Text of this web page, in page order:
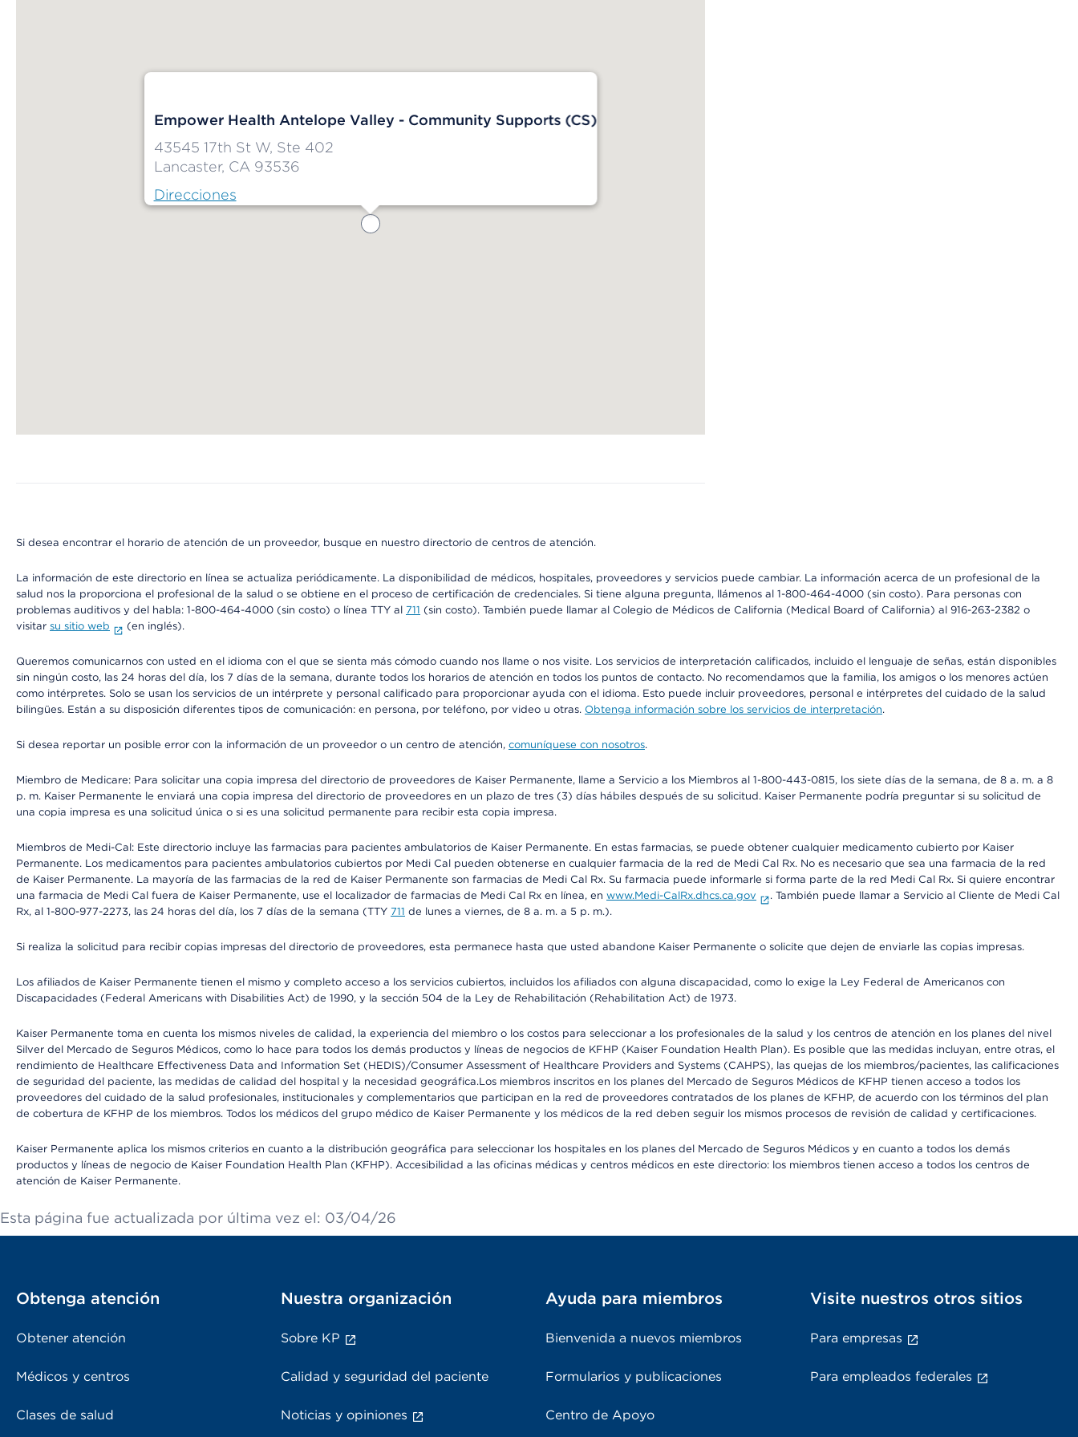
Empower Health Antelope Valley - Community Supports (CS)
43545 17th St W, Ste 402
Lancaster, CA 93536
Direcciones
Si desea encontrar el horario de atención de un proveedor, busque en nuestro directorio de centros de atención.
La información de este directorio en línea se actualiza periódicamente. La disponibilidad de médicos, hospitales, proveedores y servicios puede cambiar. La información acerca de un profesional de la
salud nos la proporciona el profesional de la salud o se obtiene en el proceso de certificación de credenciales. Si tiene alguna pregunta, llámenos al 1-800-464-4000 (sin costo). Para personas con
problemas auditivos y del habla: 1-800-464-4000 (sin costo) o línea TTY al 711 (sin costo). También puede llamar al Colegio de Médicos de California (Medical Board of California) al 916-263-2382 o
visitar su sitio web (en inglés).
Queremos comunicarnos con usted en el idioma con el que se sienta más cómodo cuando nos llame o nos visite. Los servicios de interpretación calificados, incluido el lenguaje de señas, están disponibles
sin ningún costo, las 24 horas del día, los 7 días de la semana, durante todos los horarios de atención en todos los puntos de contacto. No recomendamos que la familia, los amigos o los menores actúen
como intérpretes. Solo se usan los servicios de un intérprete y personal calificado para proporcionar ayuda con el idioma. Esto puede incluir proveedores, personal e intérpretes del cuidado de la salud
bilingües. Están a su disposición diferentes tipos de comunicación: en persona, por teléfono, por video u otras. Obtenga información sobre los servicios de interpretación.
Si desea reportar un posible error con la información de un proveedor o un centro de atención, comuníquese con nosotros.
Miembro de Medicare: Para solicitar una copia impresa del directorio de proveedores de Kaiser Permanente, llame a Servicio a los Miembros al 1-800-443-0815, los siete días de la semana, de 8 a. m. a 8
p. m. Kaiser Permanente le enviará una copia impresa del directorio de proveedores en un plazo de tres (3) días hábiles después de su solicitud. Kaiser Permanente podría preguntar si su solicitud de
una copia impresa es una solicitud única o si es una solicitud permanente para recibir esta copia impresa.
Miembros de Medi-Cal: Este directorio incluye las farmacias para pacientes ambulatorios de Kaiser Permanente. En estas farmacias, se puede obtener cualquier medicamento cubierto por Kaiser
Permanente. Los medicamentos para pacientes ambulatorios cubiertos por Medi Cal pueden obtenerse en cualquier farmacia de la red de Medi Cal Rx. No es necesario que sea una farmacia de la red
de Kaiser Permanente. La mayoría de las farmacias de la red de Kaiser Permanente son farmacias de Medi Cal Rx. Su farmacia puede informarle si forma parte de la red Medi Cal Rx. Si quiere encontrar
una farmacia de Medi Cal fuera de Kaiser Permanente, use el localizador de farmacias de Medi Cal Rx en línea, en www.Medi-CalRx.dhcs.ca.gov
. También puede llamar a Servicio al Cliente de Medi Cal
Rx, al 1-800-977-2273, las 24 horas del día, los 7 días de la semana (TTY 711 de lunes a viernes, de 8 a. m. a 5 p. m.).
Si realiza la solicitud para recibir copias impresas del directorio de proveedores, esta permanece hasta que usted abandone Kaiser Permanente o solicite que dejen de enviarle las copias impresas.
Los afiliados de Kaiser Permanente tienen el mismo y completo acceso a los servicios cubiertos, incluidos los afiliados con alguna discapacidad, como lo exige la Ley Federal de Americanos con
Discapacidades (Federal Americans with Disabilities Act) de 1990, y la sección 504 de la Ley de Rehabilitación (Rehabilitation Act) de 1973.
Kaiser Permanente toma en cuenta los mismos niveles de calidad, la experiencia del miembro o los costos para seleccionar a los profesionales de la salud y los centros de atención en los planes del nivel
Silver del Mercado de Seguros Médicos, como lo hace para todos los demás productos y líneas de negocios de KFHP (Kaiser Foundation Health Plan). Es posible que las medidas incluyan, entre otras, el
rendimiento de Healthcare Effectiveness Data and Information Set (HEDIS)/Consumer Assessment of Healthcare Providers and Systems (CAHPS), las quejas de los miembros/pacientes, las calificaciones
de seguridad del paciente, las medidas de calidad del hospital y la necesidad geográfica.Los miembros inscritos en los planes del Mercado de Seguros Médicos de KFHP tienen acceso a todos los
proveedores del cuidado de la salud profesionales, institucionales y complementarios que participan en la red de proveedores contratados de los planes de KFHP, de acuerdo con los términos del plan
de cobertura de KFHP de los miembros. Todos los médicos del grupo médico de Kaiser Permanente y los médicos de la red deben seguir los mismos procesos de revisión de calidad y certificaciones.
Kaiser Permanente aplica los mismos criterios en cuanto a la distribución geográfica para seleccionar los hospitales en los planes del Mercado de Seguros Médicos y en cuanto a todos los demás
productos y líneas de negocio de Kaiser Foundation Health Plan (KFHP). Accesibilidad a las oficinas médicas y centros médicos en este directorio: los miembros tienen acceso a todos los centros de
atención de Kaiser Permanente.
Esta página fue actualizada por última vez el: 03/04/26
Obtenga atención
Obtener atención
Médicos y centros
Clases de salud
Nuestra organización
Sobre KP
Calidad y seguridad del paciente
Noticias y opiniones
Ayuda para miembros
Bienvenida a nuevos miembros
Formularios y publicaciones
Centro de Apoyo
Visite nuestros otros sitios
Para empresas
Para empleados federales